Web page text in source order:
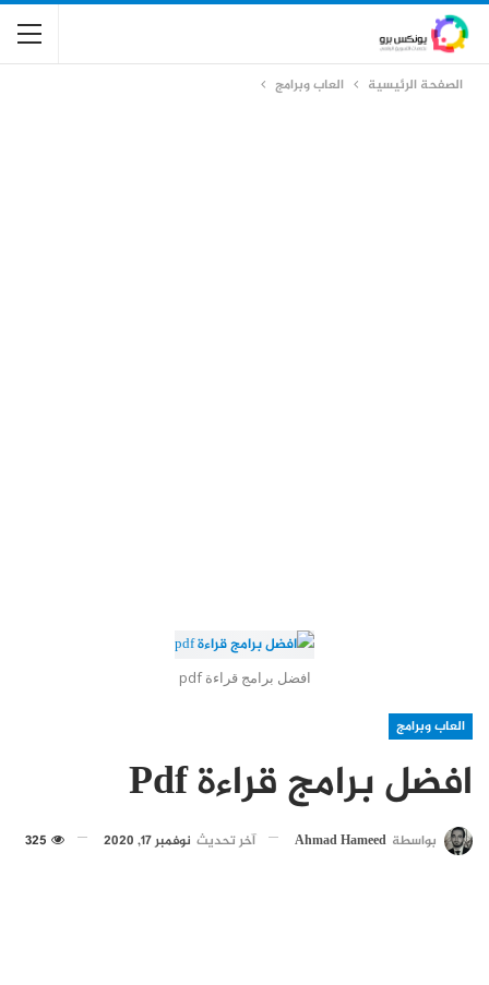
الصفحة الرئيسية العاب وبرامج
افضل برامج قراءة pdf
العاب وبرامج
افضل برامج قراءة Pdf
بواسطة Ahmad Hameed آخر تحديث نوفمبر 17, 2020